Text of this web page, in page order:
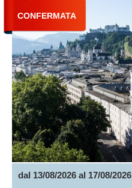
dal 13/08/2026 al 17/08/2026
CONFERMATA